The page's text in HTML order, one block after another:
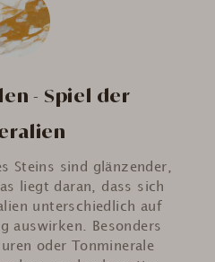
- Spiel der
Steins sind glänzender,
liegt daran, dass sich
unterschiedlich auf
auswirken. Besonders
oder Tonminerale